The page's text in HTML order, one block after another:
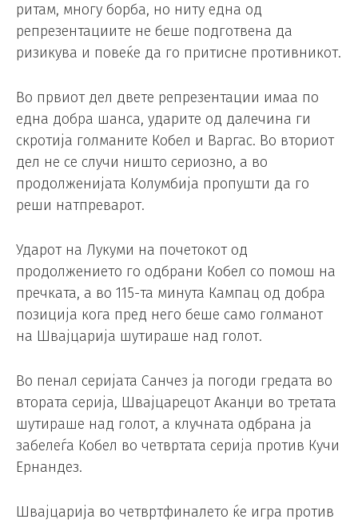
ритам, многу борба, но ниту една од
репрезентациите не беше подготвена да
ризикува и повеќе да го притисне противникот.
Во првиот дел двете репрезентации имаа по
една добра шанса, ударите од далечина ги
скротија голманите Кобел и Варгас. Во вториот
дел не се случи ништо сериозно, а во
продолженијата Колумбија пропушти да го
реши натпреварот.
Ударот на Лукуми на почетокот од
продолжението го одбрани Кобел со помош на
пречката, а во 115-та минута Кампац од добра
позиција кога пред него беше само голманот
на Швајцарија шутираше над голот.
Во пенал серијата Санчез ја погоди гредата во
втората серија, Швајцарецот Аканџи во третата
шутираше над голот, а клучната одбрана ја
забелеѓа Кобел во четвртата серија против Кучи
Ернандез.
Швајцарија во четвртфиналето ќе игра против